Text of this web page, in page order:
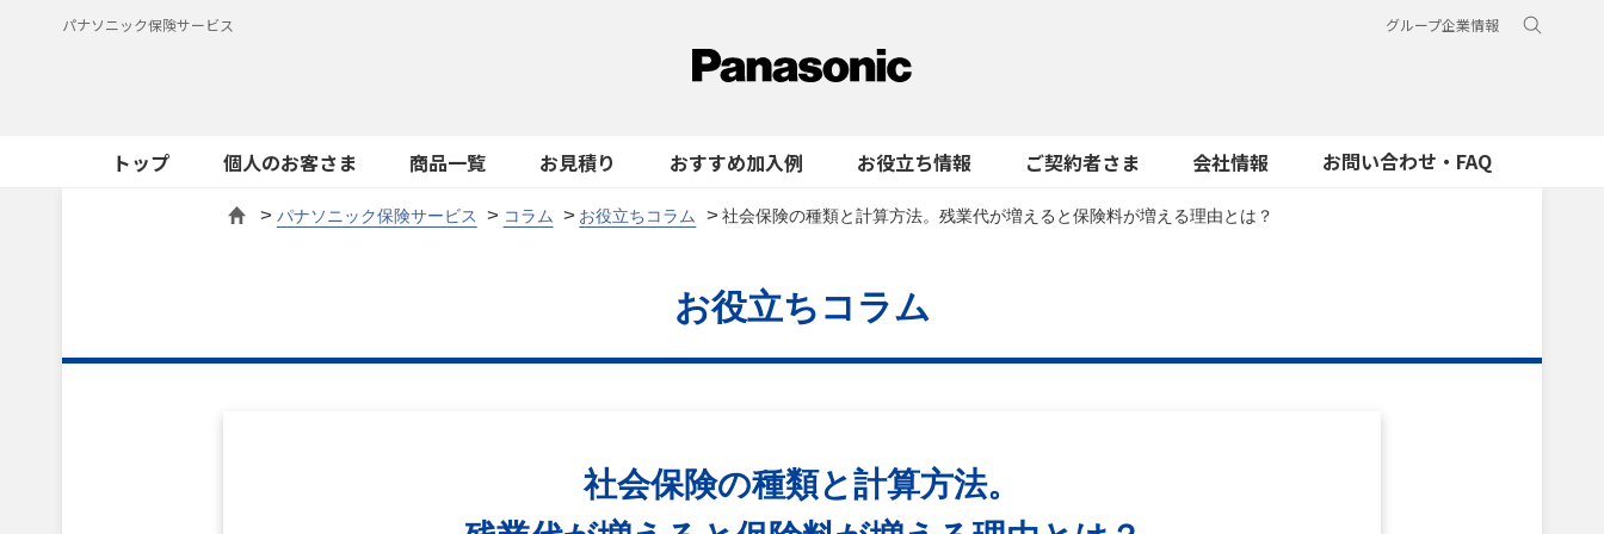
パナソニック保険サービス グループ企業情報
トップ 個人のお客さま 商品一覧 お見積り おすすめ加入例 お役立ち情報 ご契約者さま 会社情報 お問い合わせ・FAQ
パナソニック保険サービス コラム お役立ちコラム 社会保険の種類と計算方法。残業代が増えると保険料が増える理由とは？
お役立ちコラム
社会保険の種類と計算方法。